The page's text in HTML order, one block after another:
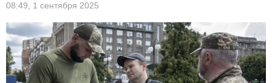
08:49, 1 сентября 2025